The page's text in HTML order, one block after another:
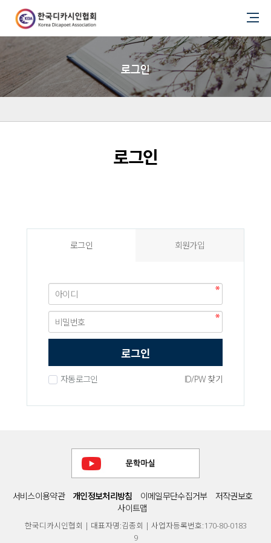
로그인
로그인
로그인 회원가입
로그인
자동로그인 ID/PW 찾기
서비스이용약관 개인정보처리방침 이메일무단수집거부
저작권보호
사이트맵
한국디카시인협회 | 대표자명:김종회 | 사업자등록번호:170-80-0183
9